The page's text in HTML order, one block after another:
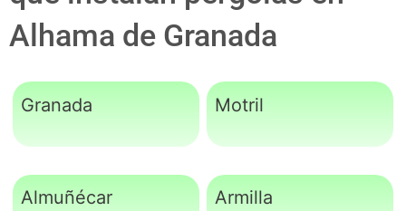
Alhama de Granada
Granada Motril
Almuñécar Armilla